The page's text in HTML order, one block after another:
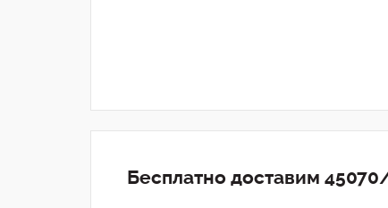
Бесплатно доставим